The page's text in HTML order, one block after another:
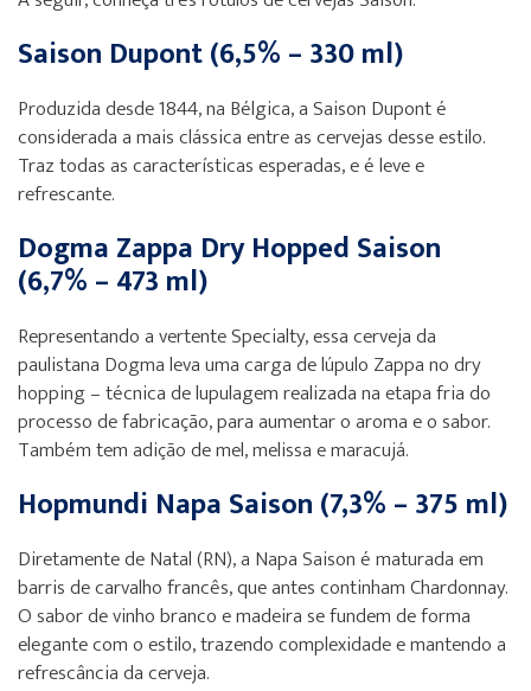
Saison Dupont (6,5% – 330 ml)
Produzida desde 1844, na Bélgica, a Saison Dupont é
considerada a mais clássica entre as cervejas desse estilo.
Traz todas as características esperadas, e é leve e
refrescante.
Dogma Zappa Dry Hopped Saison
(6,7% – 473 ml)
Representando a vertente Specialty, essa cerveja da
paulistana Dogma leva uma carga de lúpulo Zappa no dry
hopping – técnica de lupulagem realizada na etapa fria do
processo de fabricação, para aumentar o aroma e o sabor.
Também tem adição de mel, melissa e maracujá.
Hopmundi Napa Saison (7,3% – 375 ml)
Diretamente de Natal (RN), a Napa Saison é maturada em
barris de carvalho francês, que antes continham Chardonnay.
O sabor de vinho branco e madeira se fundem de forma
elegante com o estilo, trazendo complexidade e mantendo a
refrescância da cerveja.